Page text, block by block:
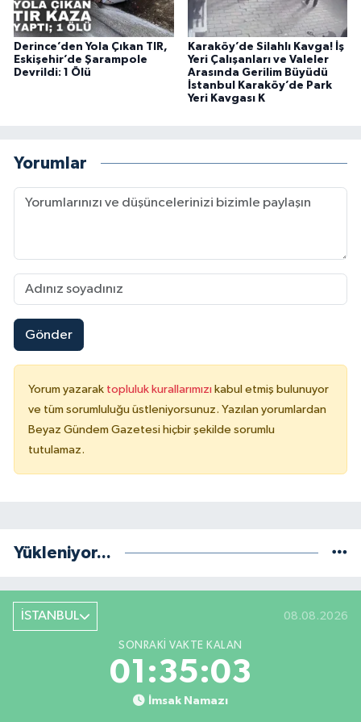
Derince’den Yola Çıkan TIR,
Eskişehir’de Şarampole
Devrildi: 1 Ölü
Karaköy’de Silahlı Kavga! İş
Yeri Çalışanları ve Valeler
Arasında Gerilim Büyüdü
İstanbul Karaköy’de Park
Yeri Kavgası K
Yorumlar
Gönder
Yorum yazarak topluluk kurallarımızı kabul etmiş bulunuyor
ve tüm sorumluluğu üstleniyorsunuz. Yazılan yorumlardan
Beyaz Gündem Gazetesi hiçbir şekilde sorumlu
tutulamaz.
Yükleniyor...
İSTANBUL 08.08.2026
SONRAKI VAKTE KALAN
01:35:02
İmsak Namazı